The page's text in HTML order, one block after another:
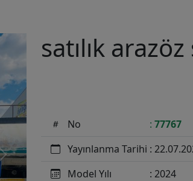
Next
satılık
No : 77767
Yayınlanma Tarihi :
Model Yılı
: 2024